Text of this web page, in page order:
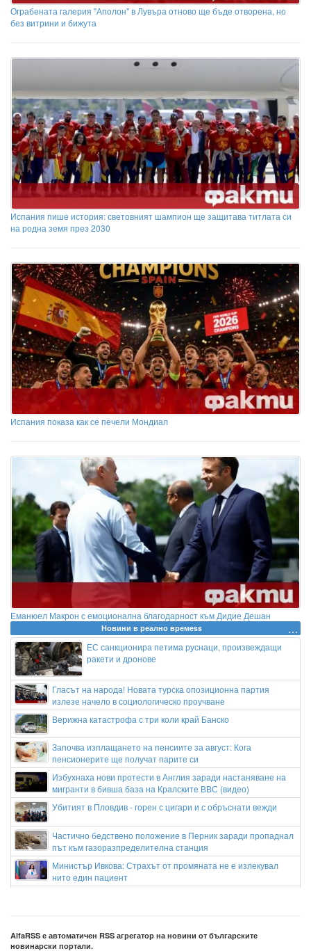
Ограбената галерия "Аполон" в Лувъра отново ще бъде отворена, но
без витрини и бижута
Испания пише история: световният шампион ще защитава титлата си
на родна земя през 2030
Испания показа как се печели Мондиал
Еманюел Макрон с емоционална благодарност към Дидие Дешан
Новини в реално времеss
ЕС санкционира петима руснаци, произвеждащи
ракети и дронове
Гласът на народа! Новата турска опозиционна партия
излезе начело в социологическо проучване
Верижна катастрофа с три коли край Банско
Започва изплащането на пенсиите за август: Кога
пенсионерите ще получат парите си
Избухнаха нови протести в Англия заради настаняване на
мигранти в бивша база на Кралските ВВС (видео)
Убитият в Пловдив - горен с цигари и с обръснати вежди
Частично бедствено положение в Перник заради пропаднал
път към газоразпределителна станция
Министър Ивкова: Страхът от промяната не е излекувал
нито един пациент
AlfaRSS е автоматичен RSS агрегатор на новини от българските
новинарски портали.